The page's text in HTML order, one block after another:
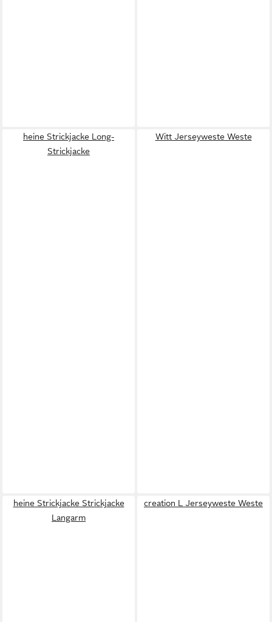
heine Strickjacke Long-
Strickjacke
Witt Jerseyweste Weste
heine Strickjacke Strickjacke
Langarm
creation L Jerseyweste Weste